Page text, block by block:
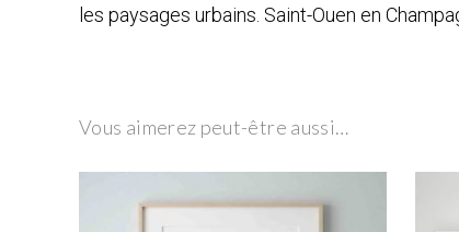
les paysages urbains. Saint-Ouen en
Vous aimerez peut-être aussi…